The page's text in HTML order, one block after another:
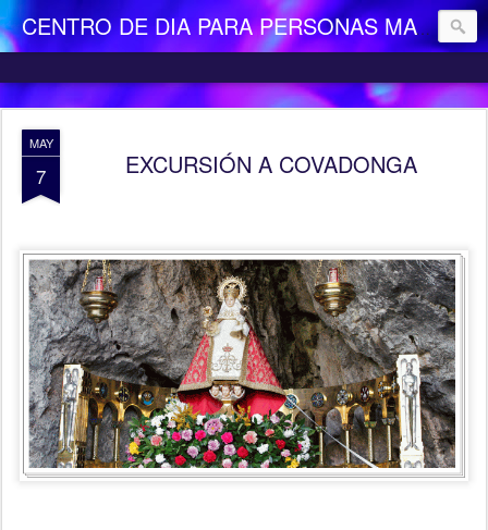
CENTRO DE DIA PARA PERSONAS MAYORES DEPENDIENTES "LA CAMOCHA"
MAY
7 EXCURSIÓN A COVADONGA